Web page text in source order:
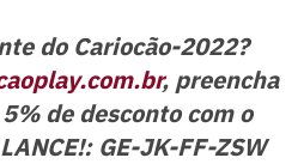
do Cariocão-2022?
, preencha
de desconto com o
GE-JK-FF-ZSW